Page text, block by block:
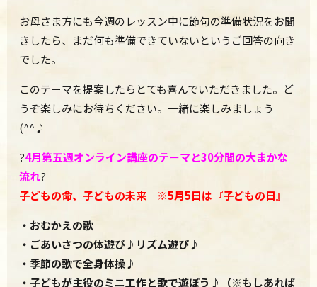
お母さま方にも今週のレッスン中に節句の準備状況をお聞
きしたら、まだ何も準備できていないというご回答の向き
でした。
このテーマを提案したらとても喜んでいただきました。ど
うぞ楽しみにお待ちください。一緒に楽しみましょう
(^^♪
?4月第五週オンライン講座のテーマと30分間の大まかな
流れ?
子どもの命、子どもの未来 ※5月5日は『子どもの日』
・おむかえの歌
・ごあいさつの体遊び♪リズム遊び♪
・季節の歌で全身体操♪
・子どもが主役のミニ工作と歌で遊ぼう♪（※もしあれば